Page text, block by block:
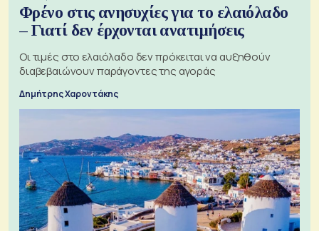
Φρένο στις ανησυχίες για το ελαιόλαδο
– Γιατί δεν έρχονται ανατιμήσεις
Οι τιμές στο ελαιόλαδο δεν πρόκειται να αυξηθούν
διαβεβαιώνουν παράγοντες της αγοράς
Δημήτρης Χαροντάκης